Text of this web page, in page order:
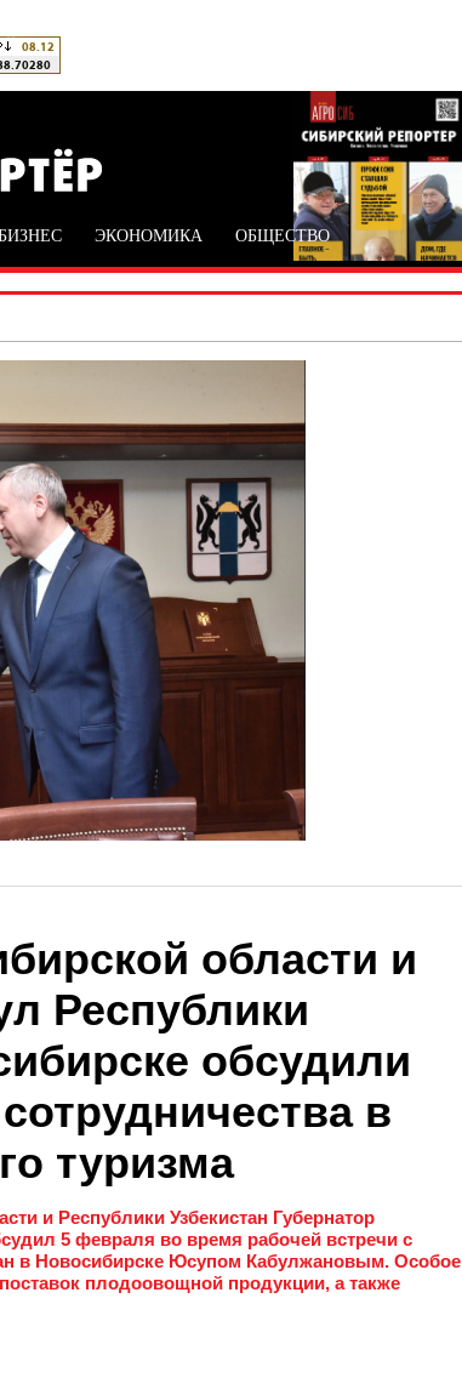
ЭКОНОМИКА ОБЩЕСТВО
области и
Республики
обсудили
в
туризма
и Республики Узбекистан Губернатор
5 февраля во время рабочей встречи с
в Новосибирске Юсупом Кабулжановым. Особое
плодоовощной продукции, а также